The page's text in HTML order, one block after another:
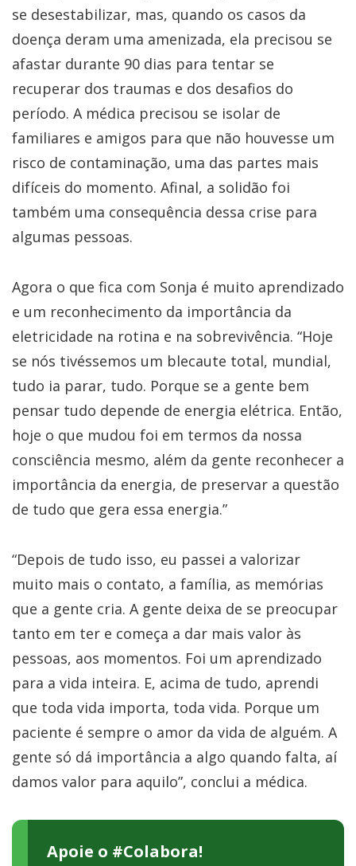
se desestabilizar, mas, quando os casos da
doença deram uma amenizada, ela precisou se
afastar durante 90 dias para tentar se
recuperar dos traumas e dos desafios do
período. A médica precisou se isolar de
familiares e amigos para que não houvesse um
risco de contaminação, uma das partes mais
difíceis do momento. Afinal, a solidão foi
também uma consequência dessa crise para
algumas pessoas.
Agora o que fica com Sonja é muito aprendizado
e um reconhecimento da importância da
eletricidade na rotina e na sobrevivência. “Hoje
se nós tivéssemos um blecaute total, mundial,
tudo ia parar, tudo. Porque se a gente bem
pensar tudo depende de energia elétrica. Então,
hoje o que mudou foi em termos da nossa
consciência mesmo, além da gente reconhecer a
importância da energia, de preservar a questão
de tudo que gera essa energia.”
“Depois de tudo isso, eu passei a valorizar
muito mais o contato, a família, as memórias
que a gente cria. A gente deixa de se preocupar
tanto em ter e começa a dar mais valor às
pessoas, aos momentos. Foi um aprendizado
para a vida inteira. E, acima de tudo, aprendi
que toda vida importa, toda vida. Porque um
paciente é sempre o amor da vida de alguém. A
gente só dá importância a algo quando falta, aí
damos valor para aquilo”, conclui a médica.
Apoie o #Colabora!